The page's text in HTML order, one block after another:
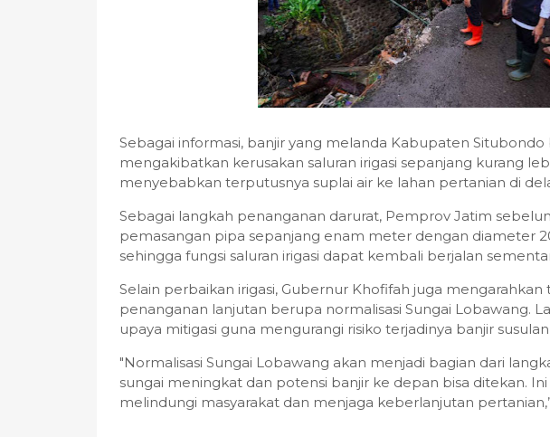
Sebagai informasi, banjir yang melanda Kabupaten
mengakibatkan kerusakan saluran irigasi sepanjang kurang
menyebabkan terputusnya suplai air ke lahan pertanian di
Sebagai langkah penanganan darurat, Pemprov Jatim
pemasangan pipa sepanjang enam meter dengan diameter
sehingga fungsi saluran irigasi dapat kembali berjalan
Selain perbaikan irigasi, Gubernur Khofifah juga
penanganan lanjutan berupa normalisasi Sungai Lobawang.
upaya mitigasi guna mengurangi risiko terjadinya banjir
"Normalisasi Sungai Lobawang akan menjadi bagian dari
sungai meningkat dan potensi banjir ke depan bisa ditekan.
melindungi masyarakat dan menjaga keberlanjutan